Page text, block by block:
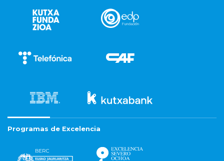
Programas de Excelencia